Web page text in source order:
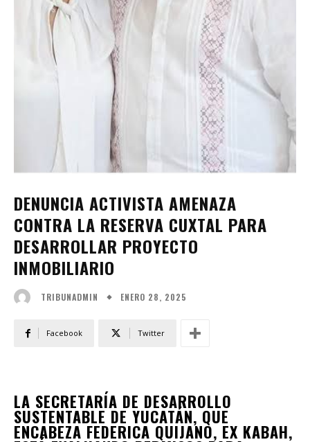
DENUNCIA ACTIVISTA AMENAZA
CONTRA LA RESERVA CUXTAL PARA
DESARROLLAR PROYECTO
INMOBILIARIO
TRIBUNADMIN ENERO 28, 2025
Facebook Twitter
LA SECRETARÍA DE DESARROLLO
SUSTENTABLE DE YUCATÁN, QUE
ENCABEZA FEDERICA QUIJANO, EX KABAH,